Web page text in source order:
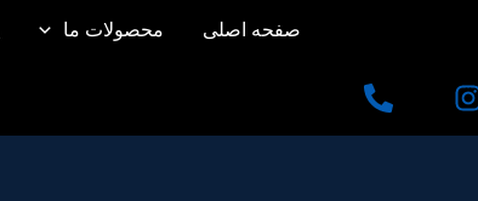
صفحه اصلی محصولات ما